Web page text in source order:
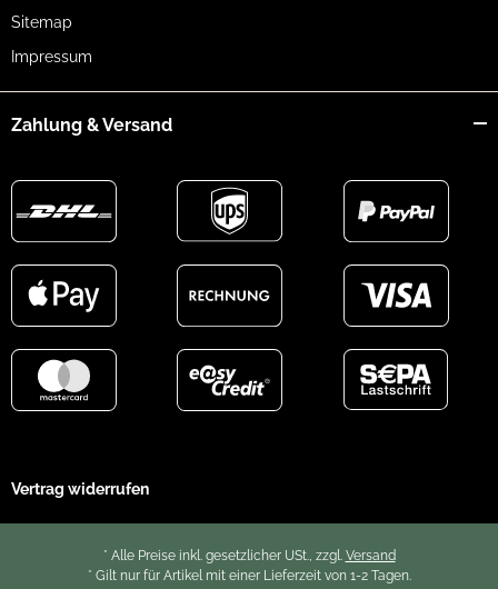
Sitemap
Impressum
Zahlung & Versand
Vertrag widerrufen
* Alle Preise inkl. gesetzlicher USt., zzgl. Versand
* Gilt nur für Artikel mit einer Lieferzeit von 1-2 Tagen.